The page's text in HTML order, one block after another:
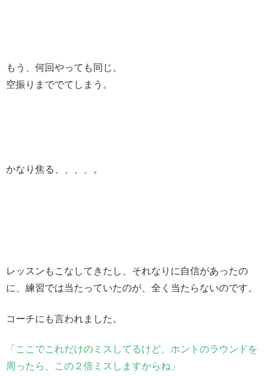
もう、何回やっても同じ。
空振りまででてしまう。
かなり焦る、、、、。
レッスンもこなしてきたし、それなりに自信があったの
に、練習では当たっていたのが、全く当たらないのです。
コーチにも言われました。
「ここでこれだけのミスしてるけど、ホントのラウンドを
周ったら、この２倍ミスしますからね」